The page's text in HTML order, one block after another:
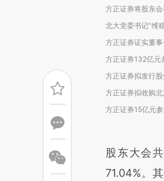
方正证券将股东
北大党委书记“维
方正证券证实董事
方正证券132亿元
方正证券拟发行
方正证券拟收购
方正证券15亿元
股东大会
71.04%。